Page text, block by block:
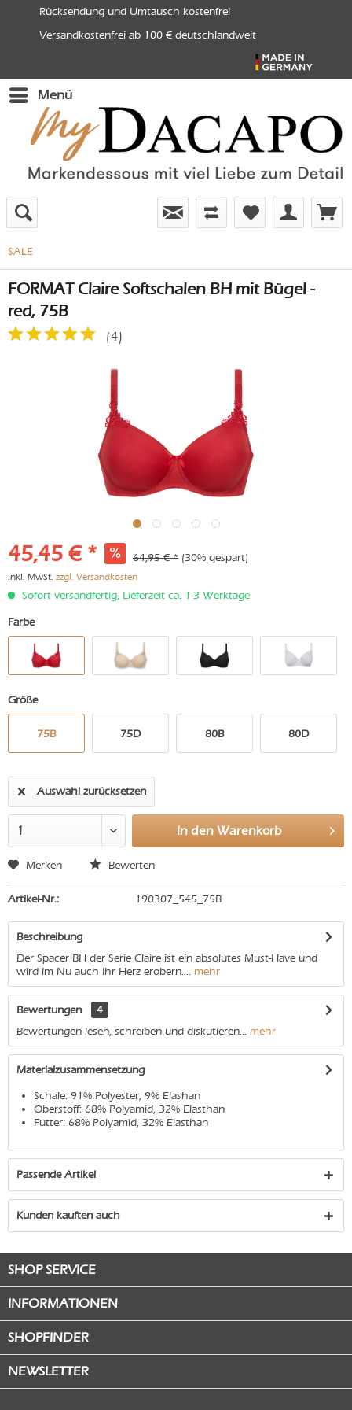
Rücksendung und Umtausch kostenfrei
Versandkostenfrei ab 100 € deutschlandweit
Menü
SALE
FORMAT Claire Softschalen BH mit Bügel -
red, 75B
(4)
45,45 € * 64,95 € * (30% gespart)
inkl. MwSt. zzgl. Versandkosten
Sofort versandfertig, Lieferzeit ca. 1-3 Werktage
Farbe
Größe
75B 75D 80B 80D
Auswahl zurücksetzen
In den Warenkorb
Merken Bewerten
Artikel-Nr.: 190307_545_75B
Beschreibung
Der Spacer BH der Serie Claire ist ein absolutes Must-Have und
wird im Nu auch Ihr Herz erobern.... mehr
Bewertungen
4
Bewertungen lesen, schreiben und diskutieren... mehr
Materialzusammensetzung
Schale: 91% Polyester, 9% Elashan
Oberstoff: 68% Polyamid, 32% Elasthan
Futter: 68% Polyamid, 32% Elasthan
Passende Artikel
Kunden kauften auch
SHOP SERVICE
INFORMATIONEN
SHOPFINDER
NEWSLETTER